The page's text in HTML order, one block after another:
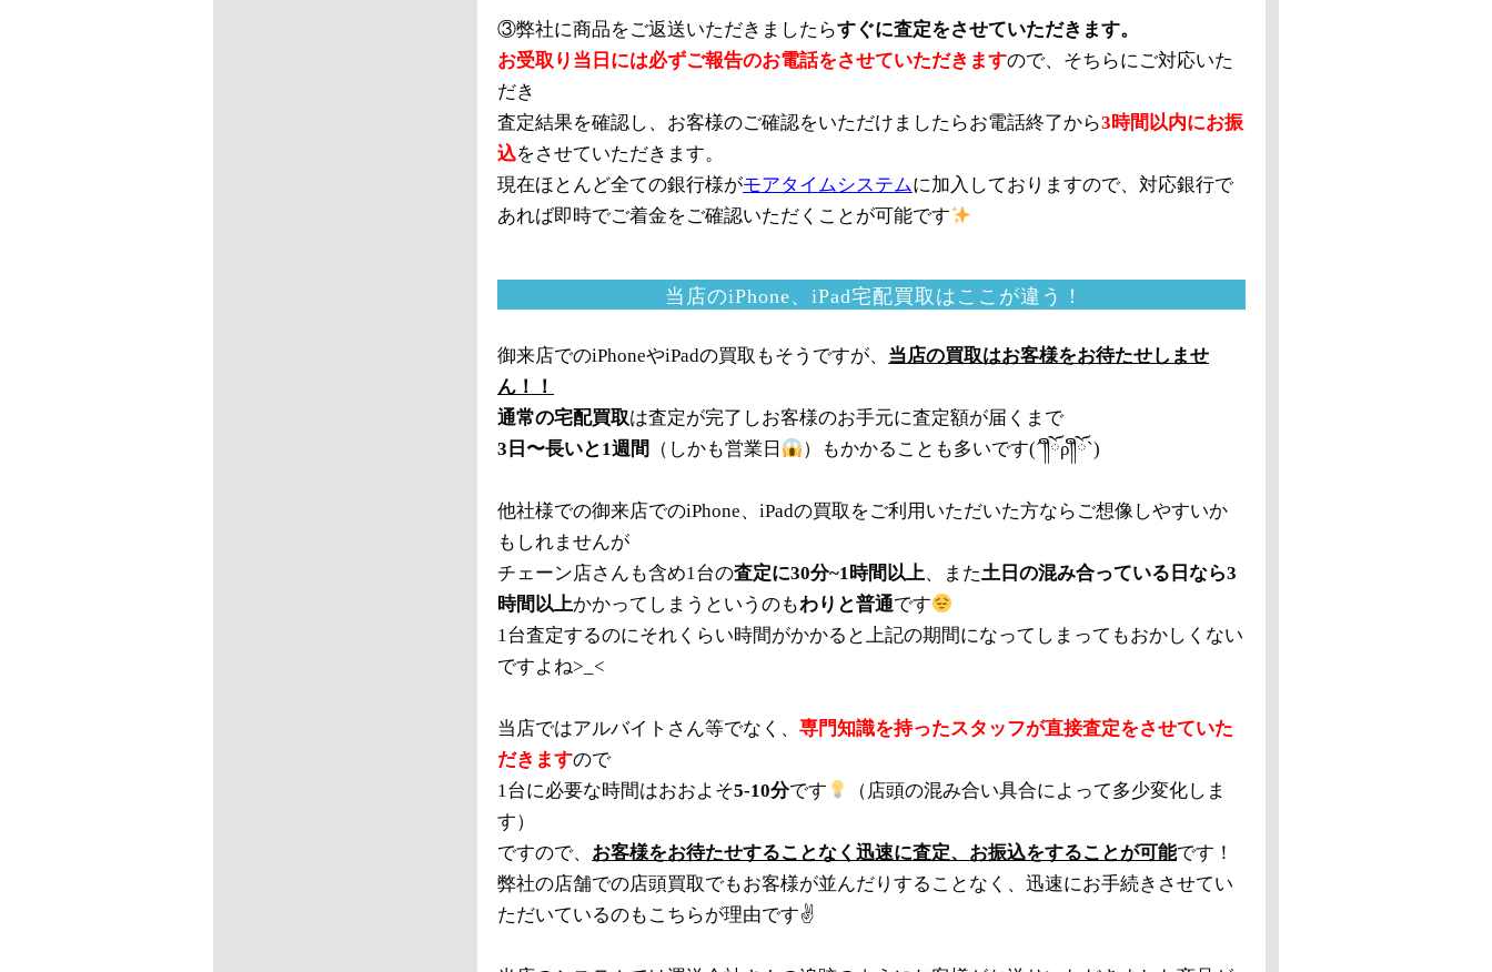
③弊社に商品をご返送いただきましたらすぐに査定をさせていただきます。
お受取り当日には必ずご報告のお電話をさせていただきますので、そちらにご対応いた
だき
査定結果を確認し、お客様のご確認をいただけましたらお電話終了から3時間以内にお振
込をさせていただきます。
現在ほとんど全ての銀行様がモアタイムシステムに加入しておりますので、対応銀行で
あれば即時でご着金をご確認いただくことが可能です
当店のiPhone、iPad宅配買取はここが違う！
御来店でのiPhoneやiPadの買取もそうですが、 当店の買取はお客様をお待たせしませ
ん！！
通常の宅配買取は査定が完了しお客様のお手元に査定額が届くまで
3日〜長いと1週間
（しかも営業日 ）もかかることも多いです(´༎ຶོρ༎ຶོ`)
他社様での御来店でのiPhone、iPadの買取をご利用いただいた方ならご想像しやすいか
もしれませんが
チェーン店さんも含め1台の査定に30分~1時間以上、また土日の混み合っている日なら3
時間以上かかってしまうというのもわりと普通です
1台査定するのにそれくらい時間がかかると上記の期間になってしまってもおかしくない
ですよね>_<
当店ではアルバイトさん等でなく、 専門知識を持ったスタッフが直接査定をさせていた
だきますので
1台に必要な時間はおおよそ5-10分です
（店頭の混み合い具合によって多少変化しま
す）
ですので、 お客様をお待たせすることなく迅速に査定、お振込をすることが可能です！
弊社の店舗での店頭買取でもお客様が並んだりすることなく、迅速にお手続きさせてい
ただいているのもこちらが理由です✌️